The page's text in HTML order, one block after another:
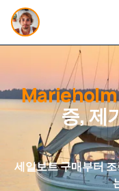
증, 제
세일보트 구매부터